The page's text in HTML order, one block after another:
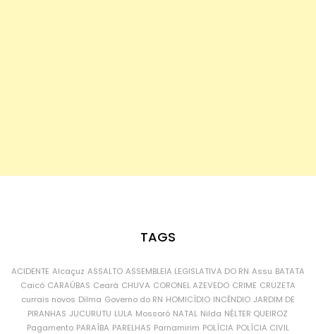
TAGS
ACIDENTE Alcaçuz ASSALTO ASSEMBLEIA LEGISLATIVA DO RN Assu BATATA
Caicó CARAÚBAS Ceará CHUVA CORONEL AZEVEDO CRIME CRUZETA
currais novos Dilma Governo do RN HOMICÍDIO INCÊNDIO JARDIM DE
PIRANHAS JUCURUTU LULA Mossoró NATAL Nilda NÉLTER QUEIROZ
Pagamento PARAÍBA PARELHAS Parnamirim POLÍCIA POLÍCIA CIVIL